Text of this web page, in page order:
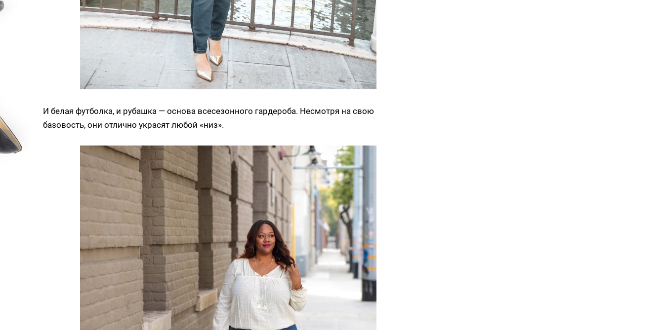
И белая футболка, и рубашка — основа всесезонного гардероба. Несмотря на свою
базовость, они отлично украсят любой «низ».